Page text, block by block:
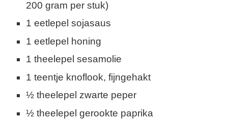
200 gram per stuk)
1 eetlepel sojasaus
1 eetlepel honing
1 theelepel sesamolie
1 teentje knoflook, fijngehakt
½ theelepel zwarte peper
½ theelepel gerookte paprika